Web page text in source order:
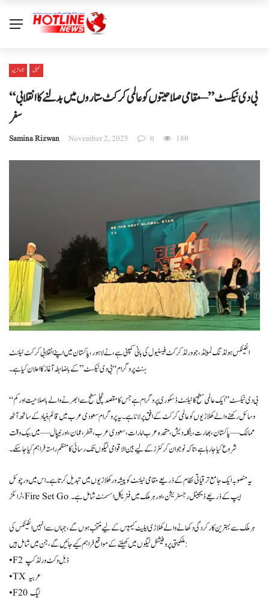
تازہ ترین کھیل
“بی دی نیکسٹ” – مقامی صلاحیتوں کو عالمی کرکٹ ستاروں میں بدلنے کا انقلابی
سفر
Samina Rizwan November 2, 2025 0 180
انفینکس ہولڈنگ لمیٹڈ، جو ورلڈ کرکٹ فیسٹیول کی بانی کمپنی ہے، نے لاہور، پاکستان میں اپنے انقلابی کرکٹ ٹیلنٹ
ہنٹ پروگرام “بی دی نیکسٹ” کے باضابطہ آغاز کا اعلان کیا ہے۔
“بی دی نیکسٹ” ایک عالمی سطح کا ٹیلنٹ ڈسکوری پروگرام ہے جس کا مقصد نچلی سطح سے ابھرنے والے باصلاحیت اور کم
وسائل رکھنے والے کھلاڑیوں کو عالمی کرکٹ کے افق پر لانا ہے۔ یہ پروگرام سعودی عرب میں قائم بنیاد کے ساتھ آٹھ
ممالک — پاکستان، بھارت، بنگلہ دیش، متحدہ عرب امارات، سعودی عرب، قطر، عمان، اور نیپال — میں بیک وقت
شروع کیا جا رہا ہے، تاکہ نوجوان کرکٹرز کے لیے بین الاقوامی لیگوں تک رسائی کا منظم راستہ فراہم کیا جا سکے۔
یہ منصوبہ ایک جامع ترقیاتی نظام کے ذریعے مقامی ٹیلنٹ کو پیشہ ور کھلاڑیوں میں تبدیل کرتا ہے۔ اس میں ورچوئل
ٹرائلز، Fire Set Go ایپ کے ذریعے ڈیجیٹل رجسٹریشن، اور ہر ملک میں فزیکل اسسمنٹ شامل ہے۔
ہر ملک سے بہترین کارکردگی دکھانے والے کھلاڑی ایلیٹ کیمپس کے لیے منتخب ہوں گے، جہاں سے انہیں انفینکس کی
ملکیتی پروفیشنل لیگوں میں کھیلنے کے مواقع فراہم کیے جائیں گے، جن میں شامل ہیں:
• F2 ڈبل وکٹ ورلڈ کپ
• TX عربیہ
• F20 لیگ